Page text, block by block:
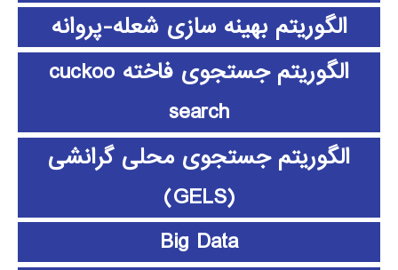
الگوریتم بهینه سازی شعله-پروانه
الگوریتم جستجوی فاخته cuckoo
search
الگوریتم جستجوی محلی گرانشی
(GELS)
Big Data